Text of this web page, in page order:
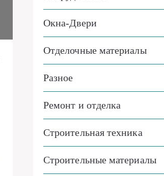
Окна-Двери
Отделочные материалы
Разное
Ремонт и отделка
Строительная техника
Строительные материалы